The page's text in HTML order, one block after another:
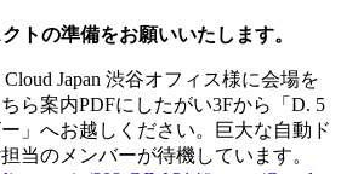
トの準備をお願いいたします。
Japan 渋谷オフィス様に会場を
ら案内PDFにしたがい3Fから「D. 5
」へお越しください。巨大な自動ド
当のメンバーが待機しています。